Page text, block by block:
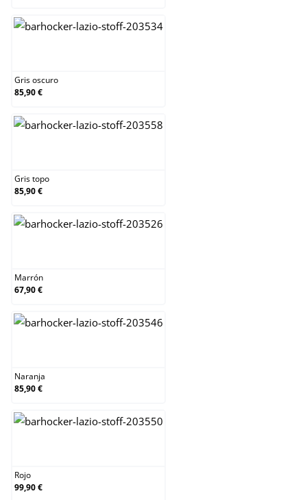
Gris oscuro
85,90 €
Gris topo
85,90 €
Marrón
67,90 €
Naranja
85,90 €
Rojo
99,90 €